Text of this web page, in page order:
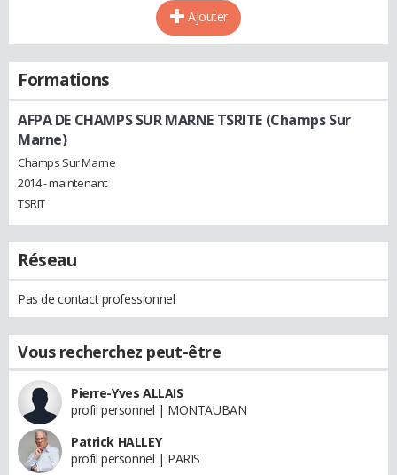
Ajouter
Formations
AFPA DE CHAMPS SUR MARNE TSRITE (Champs Sur
Marne)
Champs Sur Marne
2014 - maintenant
TSRIT
Réseau
Pas de contact professionnel
Vous recherchez peut-être
Pierre-Yves ALLAIS
profil personnel | MONTAUBAN
Patrick HALLEY
profil personnel | PARIS